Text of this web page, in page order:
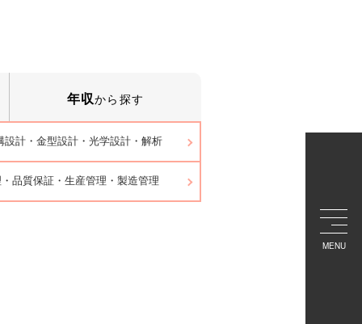
MENU
年収から探す
設計・金型設計・光学設計・解析
品質保証・生産管理・製造管理